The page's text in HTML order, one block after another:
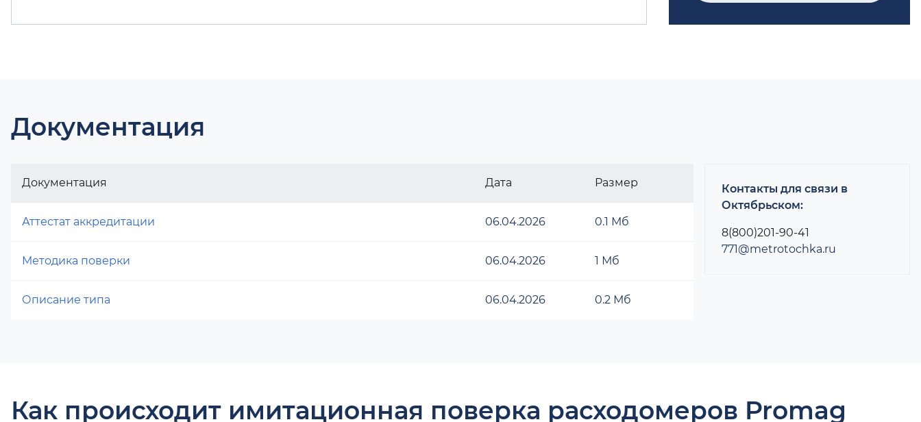
Документация
Документация Дата Размер
Аттестат аккредитации 06.04.2026 0.1 Мб
Методика поверки 06.04.2026 1 Мб
Описание типа 06.04.2026 0.2 Мб
Контакты для связи в
Октябрьском:
8(800)201-90-41
771@metrotochka.ru
Как происходит имитационная поверка расходомеров Promag